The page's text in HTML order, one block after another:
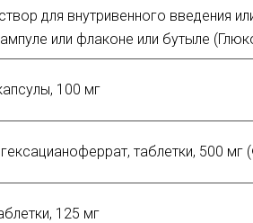
для внутривенного введения
или флаконе или бутыле
100 мг
таблетки, 500 мг
125 мг